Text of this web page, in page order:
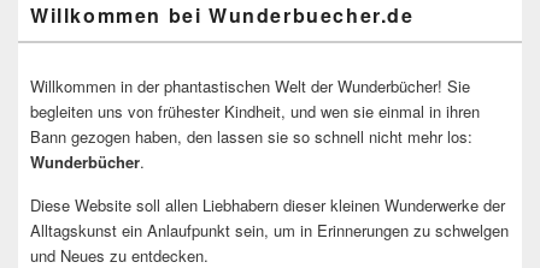
Willkommen bei Wunderbuecher.de
Willkommen in der phantastischen Welt der Wunderbücher! Sie
begleiten uns von frühester Kindheit, und wen sie einmal in ihren
Bann gezogen haben, den lassen sie so schnell nicht mehr los:
Wunderbücher.
Diese Website soll allen Liebhabern dieser kleinen Wunderwerke der
Alltagskunst ein Anlaufpunkt sein, um in Erinnerungen zu schwelgen
und Neues zu entdecken.